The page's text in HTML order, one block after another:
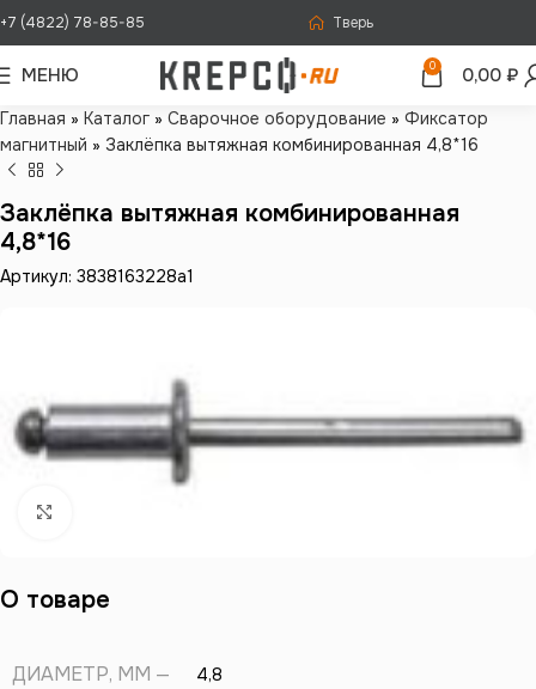
+7 (4822) 78-85-85 Тверь
МЕНЮ 0 0,00 ₽
Главная » Каталог » Сварочное оборудование » Фиксатор
магнитный » Заклёпка вытяжная комбинированная 4,8*16
Заклёпка вытяжная комбинированная
4,8*16
Артикул: 3838163228a1
О товаре
ДИАМЕТР, ММ 4,8